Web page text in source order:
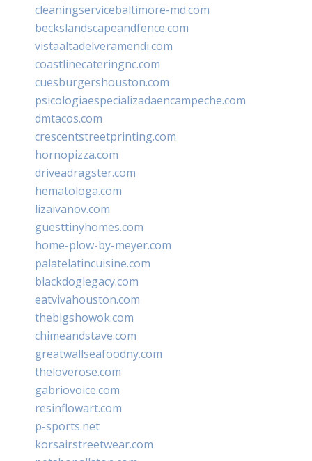
cleaningservicebaltimore-md.com
beckslandscapeandfence.com
vistaaltadelveramendi.com
coastlinecateringnc.com
cuesburgershouston.com
psicologiaespecializadaencampeche.com
dmtacos.com
crescentstreetprinting.com
hornopizza.com
driveadragster.com
hematologa.com
lizaivanov.com
guesttinyhomes.com
home-plow-by-meyer.com
palatelatincuisine.com
blackdoglegacy.com
eatvivahouston.com
thebigshowok.com
chimeandstave.com
greatwallseafoodny.com
theloverose.com
gabriovoice.com
resinflowart.com
p-sports.net
korsairstreetwear.com